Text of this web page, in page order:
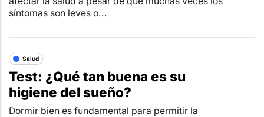
síntomas son leves o...
Salud
Test: ¿Qué tan buena es su
higiene del sueño?
Dormir bien es fundamental para permitir la